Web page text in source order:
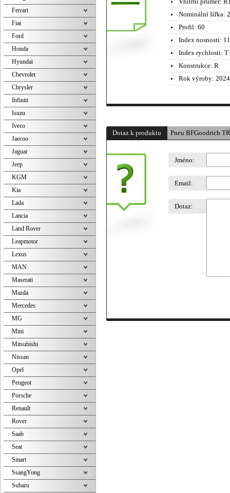
Nominální šířka:
Profil: 60
Index nosnosti:
Index rychlosti: T
Konstrukce: R
Rok výroby:
Dotaz k produktu Pneu BFGoodrich
Jméno:
Email:
Dotaz:
Ferrari
Fiat
Ford
Honda
Hyundai
Chevrolet
Chrysler
Infiniti
Isuzu
Iveco
Jaecoo
Jaguar
Jeep
KGM
Kia
Lada
Lancia
Land Rover
Leapmotor
Lexus
MAN
Maserati
Mazda
Mercedes
MG
Mini
Mitsubishi
Nissan
Opel
Peugeot
Porsche
Renault
Rover
Saab
Seat
Smart
SsangYong
Subaru